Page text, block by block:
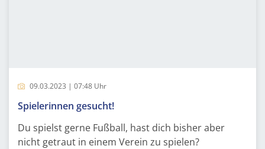
09.03.2023 | 07:48 Uhr
Spielerinnen gesucht!
Du spielst gerne Fußball, hast dich bisher aber
nicht getraut in einem Verein zu spielen?